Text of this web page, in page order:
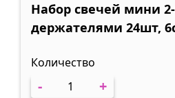
Набор свечей мини
держателями 24шт,
Количество
- +